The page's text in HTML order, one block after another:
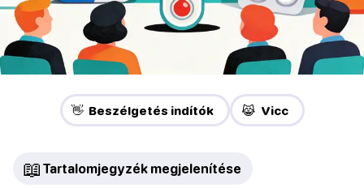
👋 Beszélgetés indítók 😹 Vicc
📖 Tartalomjegyzék megjelenítése